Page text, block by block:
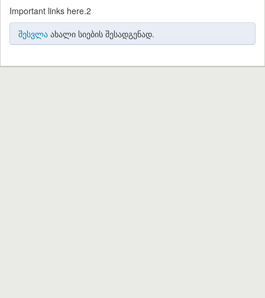
Important links here.2
შესვლა ახალი სიების შესადგენად.